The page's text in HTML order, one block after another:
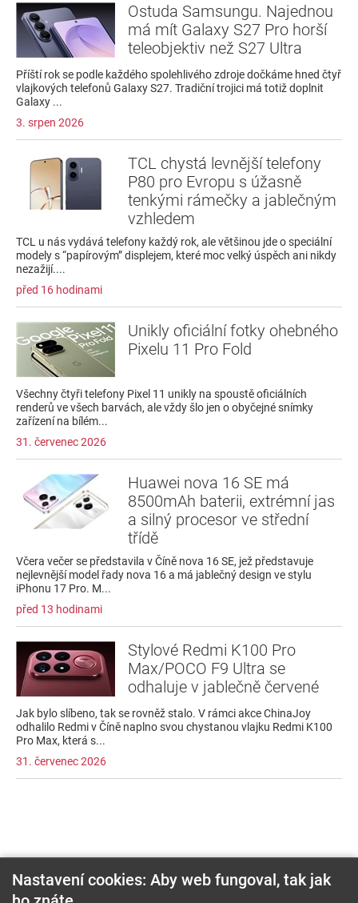
Ostuda Samsungu. Najednou
má mít Galaxy S27 Pro horší
teleobjektiv než S27 Ultra
Příští rok se podle každého spolehlivého zdroje dočkáme hned čtyř
vlajkových telefonů Galaxy S27. Tradiční trojici má totiž doplnit
Galaxy ...
3. srpen 2026
TCL chystá levnější telefony
P80 pro Evropu s úžasně
tenkými rámečky a jablečným
vzhledem
TCL u nás vydává telefony každý rok, ale většinou jde o speciální
modely s “papírovým” displejem, které moc velký úspěch ani nikdy
nezažijí....
před 16 hodinami
Unikly oficiální fotky ohebného
Pixelu 11 Pro Fold
Všechny čtyři telefony Pixel 11 unikly na spoustě oficiálních
renderů ve všech barvách, ale vždy šlo jen o obyčejné snímky
zařízení na bílém...
31. červenec 2026
Huawei nova 16 SE má
8500mAh baterii, extrémní jas
a silný procesor ve střední
třídě
Včera večer se představila v Číně nova 16 SE, jež představuje
nejlevnější model řady nova 16 a má jablečný design ve stylu
iPhonu 17 Pro. M...
před 13 hodinami
Stylové Redmi K100 Pro
Max/POCO F9 Ultra se
odhaluje v jablečně červené
Jak bylo slíbeno, tak se rovněž stalo. V rámci akce ChinaJoy
odhalilo Redmi v Číně naplno svou chystanou vlajku Redmi K100
Pro Max, která s...
31. červenec 2026
Nastavení cookies: Aby web fungoval, tak jak